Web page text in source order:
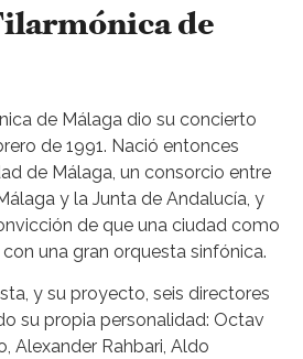
de
de Málaga dio su concierto
de 1991. Nació entonces
de Málaga, un consorcio entre
y la Junta de Andalucía, y
de que una ciudad como
una gran orquesta sinfónica.
y su proyecto, seis directores
su propia personalidad: Octav
Alexander Rahbari, Aldo